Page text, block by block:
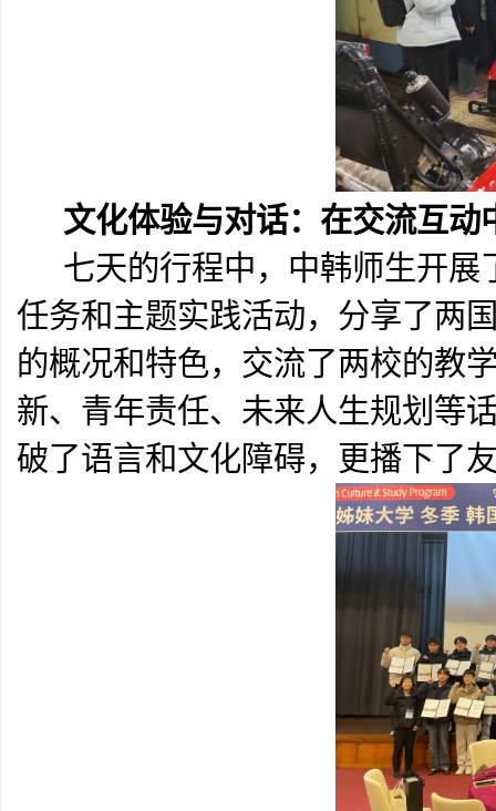
文化体验与对话：在交流互动
七天的行程中，中韩师生开展
任务和主题实践活动，分享了两
的概况和特色，交流了两校的教
新、青年责任、未来人生规划等
破了语言和文化障碍，更播下了